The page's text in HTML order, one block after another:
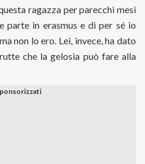
ragazza per parecchi mesi
parte in erasmus e di per sé io
non lo ero. Lei, invece, ha dato
che la gelosia può fare alla